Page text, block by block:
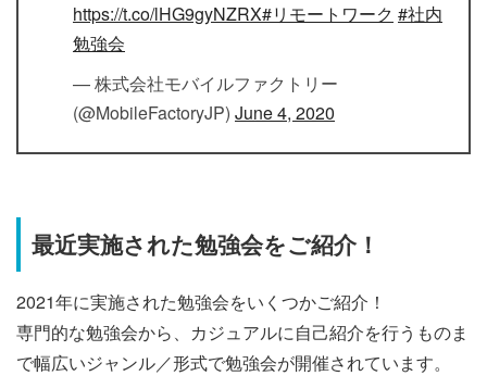
https://t.co/lHG9gyNZRX#リモートワーク #社内
勉強会
— 株式会社モバイルファクトリー
(@MobileFactoryJP) June 4, 2020
最近実施された勉強会をご紹介！
2021年に実施された勉強会をいくつかご紹介！
専門的な勉強会から、カジュアルに自己紹介を行うものま
で幅広いジャンル／形式で勉強会が開催されています。